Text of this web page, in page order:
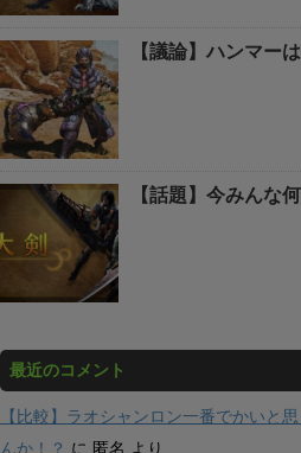
【議論】ハンマー
【話題】今みんな
最近のコメント
【比較】ラオシャンロン一番でかいと
んか！？ に 匿名 より